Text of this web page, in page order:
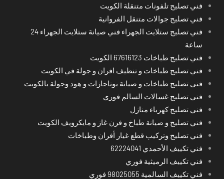
فني تصليح تلفونات متنقلة الكويت
فني تصليح جوالات متنقل الفروانية
فني تصليح ستلايت الجهراء فني صيانة ستلايت الجهراء 24
ساعة
فني تصليح طباخات 67616123 الكويت
فني تصليح طباخات و تنظيف افران و جولة في الكويت
فني تصليح طباخات و صيانة بوتاجازات و هود وجولة بالكويت
فني تصليح غسالات السالم فوري
فني تصليح كهرباء منازل
فني تصليح و صيانة طباخ و فرن غاز و مايكرويف الكويت
فني تصليح وتركيب قطع غيار أفران وطباخات
فني تكييف الأحمدي 62224041
فني تكييف الرميثية فوري
فني تكييف السالمية 98025055 فوري